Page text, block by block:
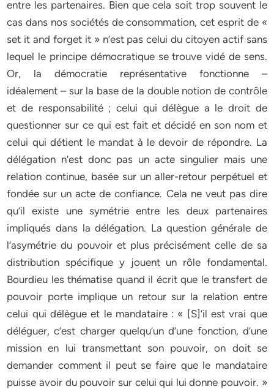
entre les partenaires. Bien que cela soit trop souvent le
cas dans nos sociétés de consommation, cet esprit de «
set it and forget it » n’est pas celui du citoyen actif sans
lequel le principe démocratique se trouve vidé de sens.
Or, la démocratie représentative fonctionne –
idéalement – sur la base de la double notion de contrôle
et de responsabilité ; celui qui délègue a le droit de
questionner sur ce qui est fait et décidé en son nom et
celui qui détient le mandat à le devoir de répondre. La
délégation n’est donc pas un acte singulier mais une
relation continue, basée sur un aller-retour perpétuel et
fondée sur un acte de confiance. Cela ne veut pas dire
qu’il existe une symétrie entre les deux partenaires
impliqués dans la délégation. La question générale de
l’asymétrie du pouvoir et plus précisément celle de sa
distribution spécifique y jouent un rôle fondamental.
Bourdieu les thématise quand il écrit que le transfert de
pouvoir porte implique un retour sur la relation entre
celui qui délègue et le mandataire : « [S]’il est vrai que
déléguer, c’est charger quelqu’un d’une fonction, d’une
mission en lui transmettant son pouvoir, on doit se
demander comment il peut se faire que le mandataire
puisse avoir du pouvoir sur celui qui lui donne pouvoir. »